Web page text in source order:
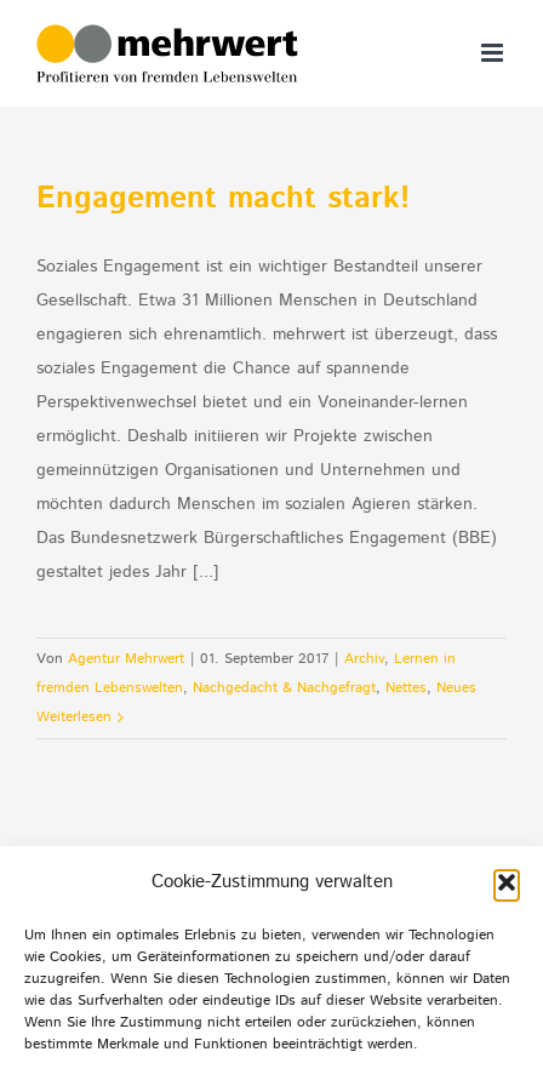
Cookie-Zustimmung verwalten
Um Ihnen ein optimales Erlebnis zu bieten, verwenden wir Technologien
wie Cookies, um Geräteinformationen zu speichern und/oder darauf
zuzugreifen. Wenn Sie diesen Technologien zustimmen, können wir Daten
wie das Surfverhalten oder eindeutige IDs auf dieser Website verarbeiten.
Wenn Sie Ihre Zustimmung nicht erteilen oder zurückziehen, können
bestimmte Merkmale und Funktionen beeinträchtigt werden.
Inhalt
springen
Engagement macht stark!
Soziales Engagement ist ein wichtiger Bestandteil unserer
Gesellschaft. Etwa 31 Millionen Menschen in Deutschland
engagieren sich ehrenamtlich. mehrwert ist überzeugt, dass
soziales Engagement die Chance auf spannende
Perspektivenwechsel bietet und ein Voneinander-lernen
ermöglicht. Deshalb initiieren wir Projekte zwischen
gemeinnützigen Organisationen und Unternehmen und
möchten dadurch Menschen im sozialen Agieren stärken.
Das Bundesnetzwerk Bürgerschaftliches Engagement (BBE)
gestaltet jedes Jahr [...]
Von Agentur Mehrwert | 01. September 2017 | Archiv, Lernen in
fremden Lebenswelten, Nachgedacht & Nachgefragt, Nettes, Neues
Weiterlesen
Default Footer Text